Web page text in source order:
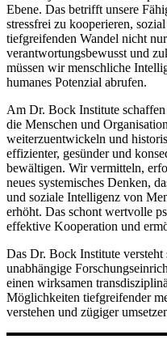
Ebene. Das betrifft unsere
stressfrei zu kooperieren,
tiefgreifenden Wandel nicht
verantwortungsbewusst und
müssen wir menschliche
humanes Potenzial abrufen.
Am Dr. Bock Institute
die Menschen und
weiterzuentwickeln und
effizienter, gesünder und
bewältigen. Wir vermitteln,
neues systemisches Denken,
und soziale Intelligenz von
erhöht. Das schont wertvolle
effektive Kooperation und
Das Dr. Bock Institute
unabhängige
einen wirksamen
Möglichkeiten tiefgreifender
verstehen und zügiger